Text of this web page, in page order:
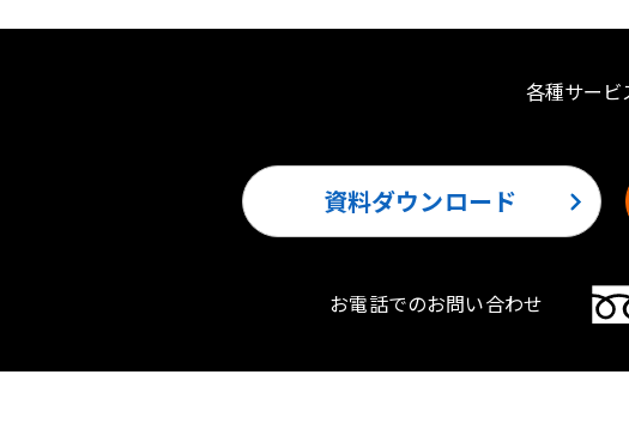
各種サービ
資料ダウンロード
お電話でのお問い合わせ